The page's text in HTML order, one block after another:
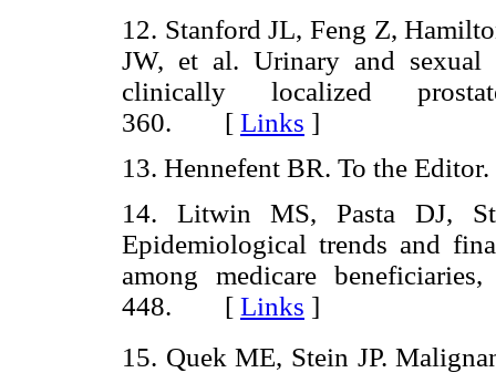
12. Stanford JL, Feng Z,
JW, et al. Urinary and sexual
clinically localized
360. [ Links ]
13. Hennefent BR. To the
14. Litwin MS, Pasta DJ,
Epidemiological trends and
among medicare
448. [ Links ]
15. Quek ME, Stein JP.